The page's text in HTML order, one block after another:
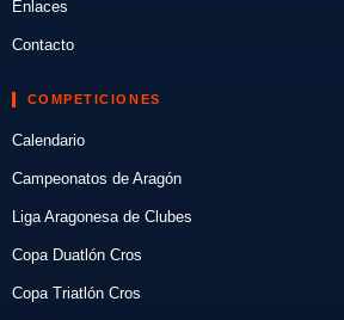
Enlaces
Contacto
COMPETICIONES
Calendario
Campeonatos de Aragón
Liga Aragonesa de Clubes
Copa Duatlón Cros
Copa Triatlón Cros